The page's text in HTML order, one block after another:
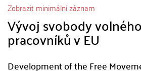
Zobrazit minimální záznam
Vývoj svobody
pracovníků v EU
Development of the Free